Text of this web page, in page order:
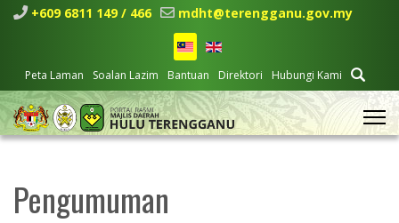
+609 6811 149 / 466 mdht@terengganu.gov.my
Peta Laman Soalan Lazim Bantuan Direktori Hubungi Kami
Pengumuman